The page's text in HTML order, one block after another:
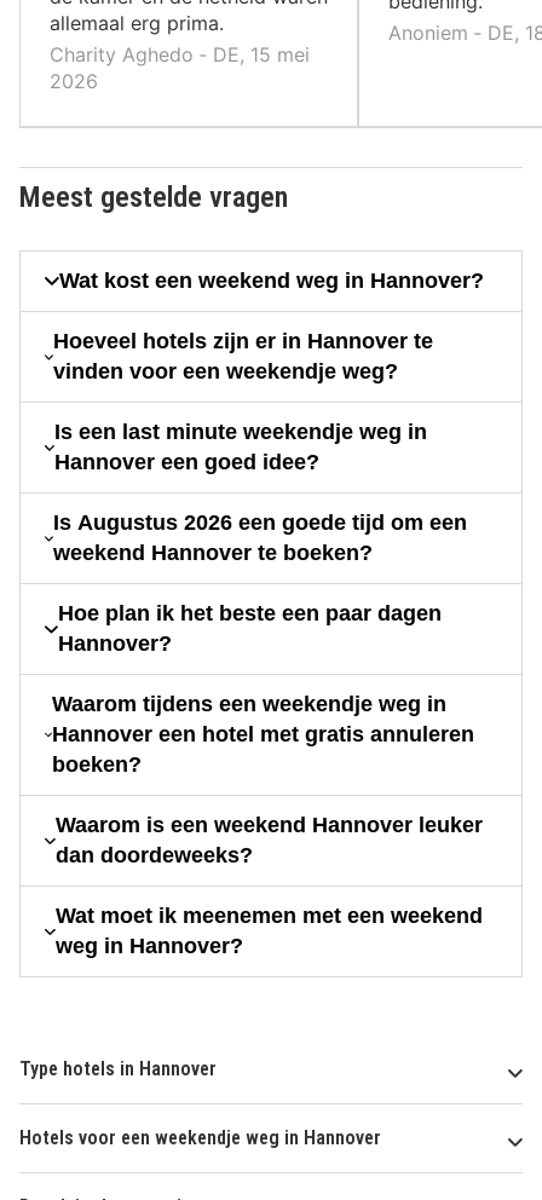
allemaal erg prima.
Charity Aghedo ‐ DE, 15 mei
2026
Anoniem ‐ DE,
Meest gestelde vragen
Wat kost een weekend weg in Hannover?
Hoeveel hotels zijn er in Hannover te
vinden voor een weekendje weg?
Is een last minute weekendje weg in
Hannover een goed idee?
Is Augustus 2026 een goede tijd om een
weekend Hannover te boeken?
Hoe plan ik het beste een paar dagen
Hannover?
Waarom tijdens een weekendje weg in
Hannover een hotel met gratis annuleren
boeken?
Waarom is een weekend Hannover leuker
dan doordeweeks?
Wat moet ik meenemen met een weekend
weg in Hannover?
Type hotels in Hannover
Hotels voor een weekendje weg in Hannover